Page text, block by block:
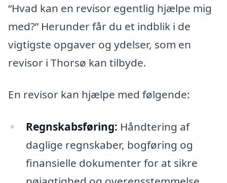
“Hvad kan en revisor egentlig hjælpe mig
med?” Herunder får du et indblik i de
vigtigste opgaver og ydelser, som en
revisor i Thorsø kan tilbyde.
En revisor kan hjælpe med følgende:
Regnskabsføring: Håndtering af
daglige regnskaber, bogføring og
finansielle dokumenter for at sikre